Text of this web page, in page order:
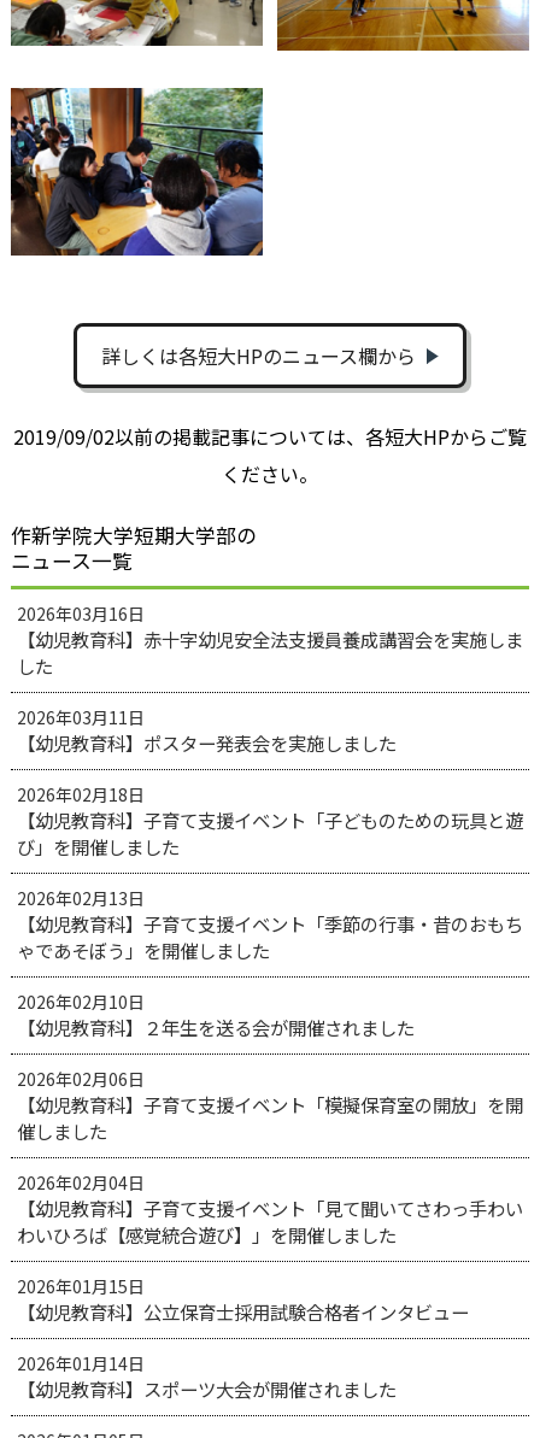
詳しくは各短大HPのニュース欄から
2019/09/02以前の掲載記事については、各短大HPからご覧
ください。
作新学院大学短期大学部の
ニュース一覧
2026年03月16日
【幼児教育科】赤十字幼児安全法支援員養成講習会を実施しま
した
2026年03月11日
【幼児教育科】ポスター発表会を実施しました
2026年02月18日
【幼児教育科】子育て支援イベント「子どものための玩具と遊
び」を開催しました
2026年02月13日
【幼児教育科】子育て支援イベント「季節の行事・昔のおもち
ゃであそぼう」を開催しました
2026年02月10日
【幼児教育科】２年生を送る会が開催されました
2026年02月06日
【幼児教育科】子育て支援イベント「模擬保育室の開放」を開
催しました
2026年02月04日
【幼児教育科】子育て支援イベント「見て聞いてさわっ手わい
わいひろば【感覚統合遊び】」を開催しました
2026年01月15日
【幼児教育科】公立保育士採用試験合格者インタビュー
2026年01月14日
【幼児教育科】スポーツ大会が開催されました